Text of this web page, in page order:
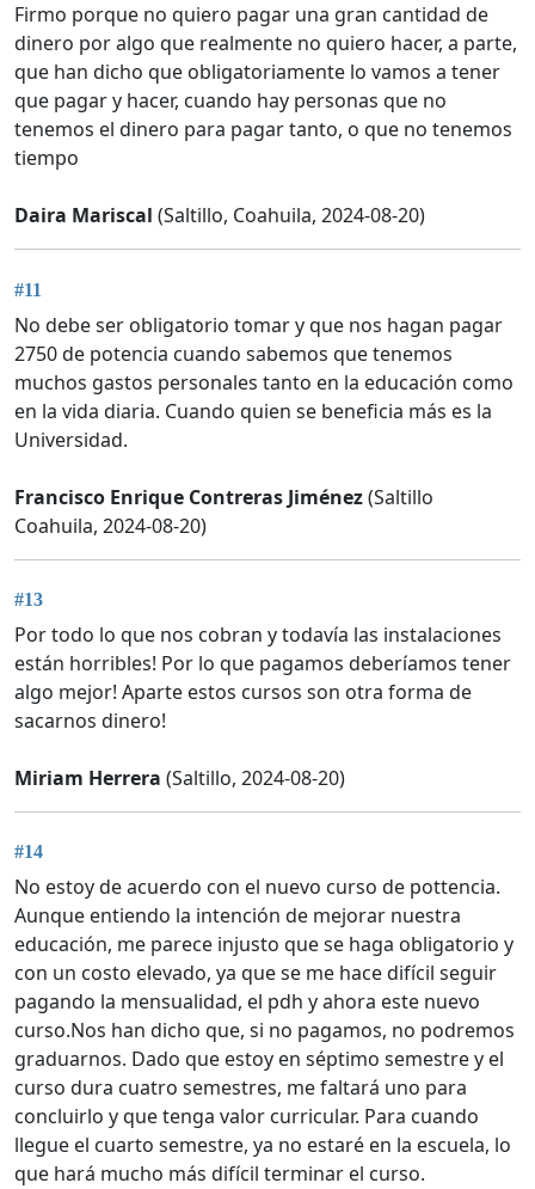
Firmo porque no quiero pagar una gran cantidad de
dinero por algo que realmente no quiero hacer, a parte,
que han dicho que obligatoriamente lo vamos a tener
que pagar y hacer, cuando hay personas que no
tenemos el dinero para pagar tanto, o que no tenemos
tiempo
Daira Mariscal (Saltillo, Coahuila, 2024-08-20)
#11
No debe ser obligatorio tomar y que nos hagan pagar
2750 de potencia cuando sabemos que tenemos
muchos gastos personales tanto en la educación como
en la vida diaria. Cuando quien se beneficia más es la
Universidad.
Francisco Enrique Contreras Jiménez(Saltillo
Coahuila, 2024-08-20)
#13
Por todo lo que nos cobran y todavía las instalaciones
están horribles! Por lo que pagamos deberíamos tener
algo mejor! Aparte estos cursos son otra forma de
sacarnos dinero!
Miriam Herrera (Saltillo, 2024-08-20)
#14
No estoy de acuerdo con el nuevo curso de pottencia.
Aunque entiendo la intención de mejorar nuestra
educación, me parece injusto que se haga obligatorio y
con un costo elevado, ya que se me hace difícil seguir
pagando la mensualidad, el pdh y ahora este nuevo
curso.Nos han dicho que, si no pagamos, no podremos
graduarnos. Dado que estoy en séptimo semestre y el
curso dura cuatro semestres, me faltará uno para
concluirlo y que tenga valor curricular. Para cuando
llegue el cuarto semestre, ya no estaré en la escuela, lo
que hará mucho más difícil terminar el curso.